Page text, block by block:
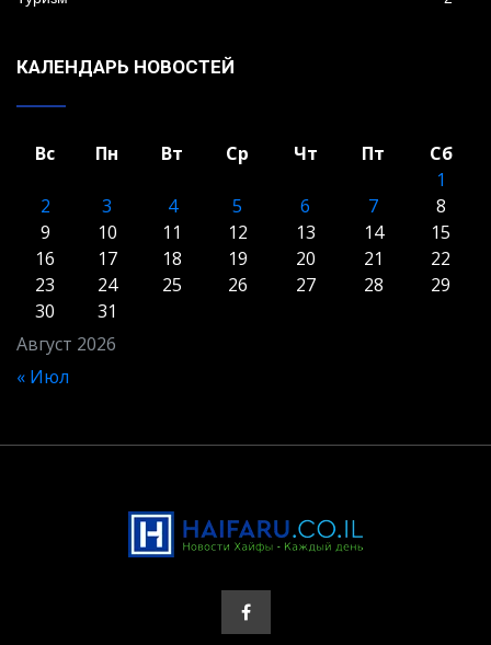
КАЛЕНДАРЬ НОВОСТЕЙ
Август 2026
Вс Пн Вт Ср Чт Пт
Сб
1
2
3 4 5 6 7
8
9
10 11 12 13 14
15
16
17 18 19 20 21
22
23
24 25 26 27 28
29
30
31
« Июл